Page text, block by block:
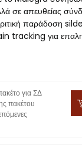
σε απευθείας
παράδοση
tracking για
για ΣΔ
πακέτου